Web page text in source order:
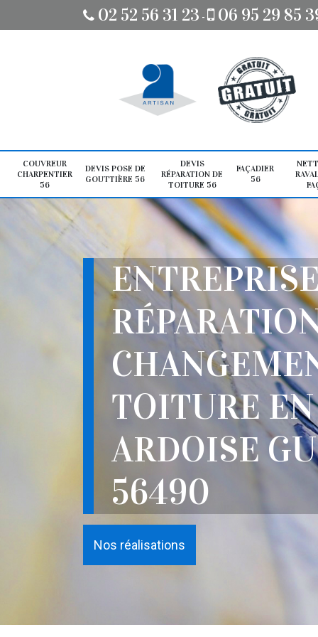
02 52 56 31 23 - 06 95 29 85
COUVREUR
CHARPENTIER
56
DEVIS POSE DE
GOUTTIÈRE 56
DEVIS
RÉPARATION DE
TOITURE 56
FAÇADIER
56
ENTREPRISE
TOITURE EN
ARDOISE
56490
Nos réalisations